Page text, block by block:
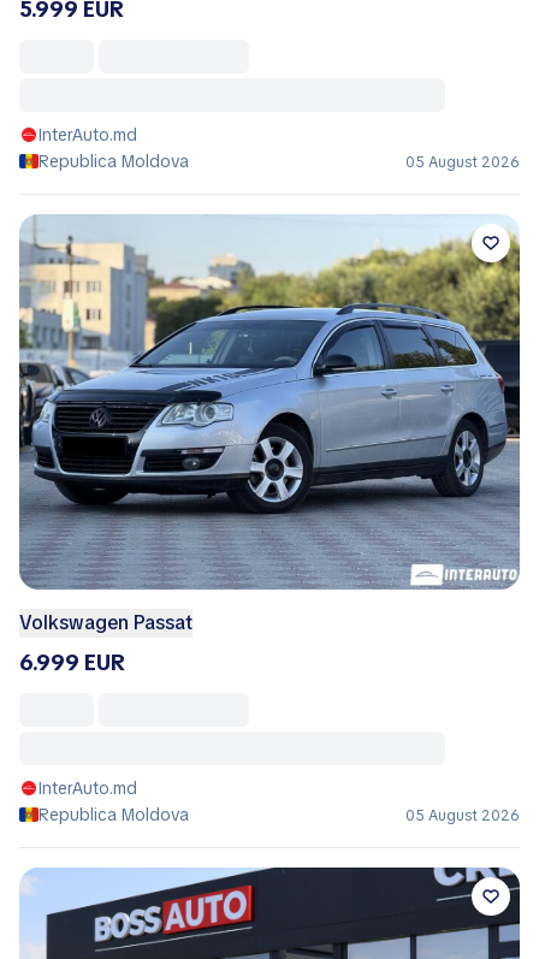
5.999 EUR
InterAuto.md
Republica Moldova
05 August 2026
Volkswagen Passat
6.999 EUR
InterAuto.md
Republica Moldova
05 August 2026